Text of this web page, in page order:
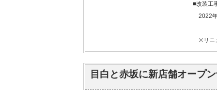
■改装工
2022年
※リニ
目白と赤坂に新店舗オープン